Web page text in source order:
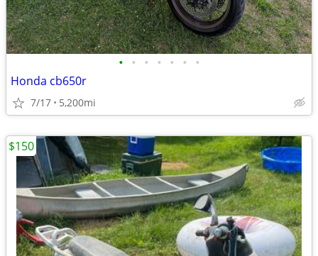
• • • • • • •
Honda cb650r
7/17 5,200mi
$150